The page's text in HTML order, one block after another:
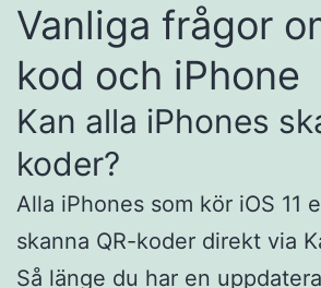
Vanliga frågor
kod och iPhone
Kan alla iPhones
koder?
Alla iPhones som kör iOS 11
skanna QR-koder direkt via
Så länge du har en